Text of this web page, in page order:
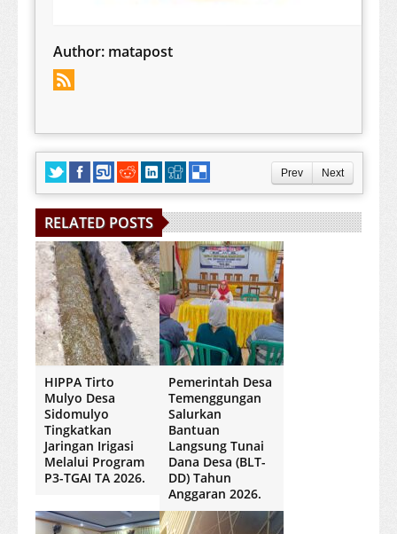
Author: matapost
Prev Next
RELATED POSTS
HIPPA Tirto
Mulyo Desa
Sidomulyo
Tingkatkan
Jaringan Irigasi
Melalui Program
P3-TGAI TA 2026.
Pemerintah Desa
Temenggungan
Salurkan
Bantuan
Langsung Tunai
Dana Desa (BLT-
DD) Tahun
Anggaran 2026.